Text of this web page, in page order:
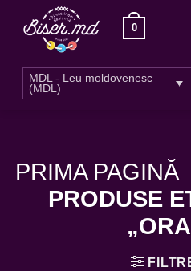
0
MDL - Leu moldovenesc
(MDL)
PRIMA PAGINĂ
PRODUSE